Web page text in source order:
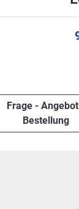
Frage -
Bestellung